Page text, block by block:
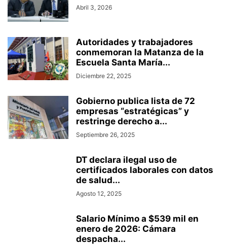
Abril 3, 2026
Autoridades y trabajadores
conmemoran la Matanza de la
Escuela Santa María...
Diciembre 22, 2025
Gobierno publica lista de 72
empresas “estratégicas” y
restringe derecho a...
Septiembre 26, 2025
DT declara ilegal uso de
certificados laborales con datos
de salud...
Agosto 12, 2025
Salario Mínimo a $539 mil en
enero de 2026: Cámara
despacha...